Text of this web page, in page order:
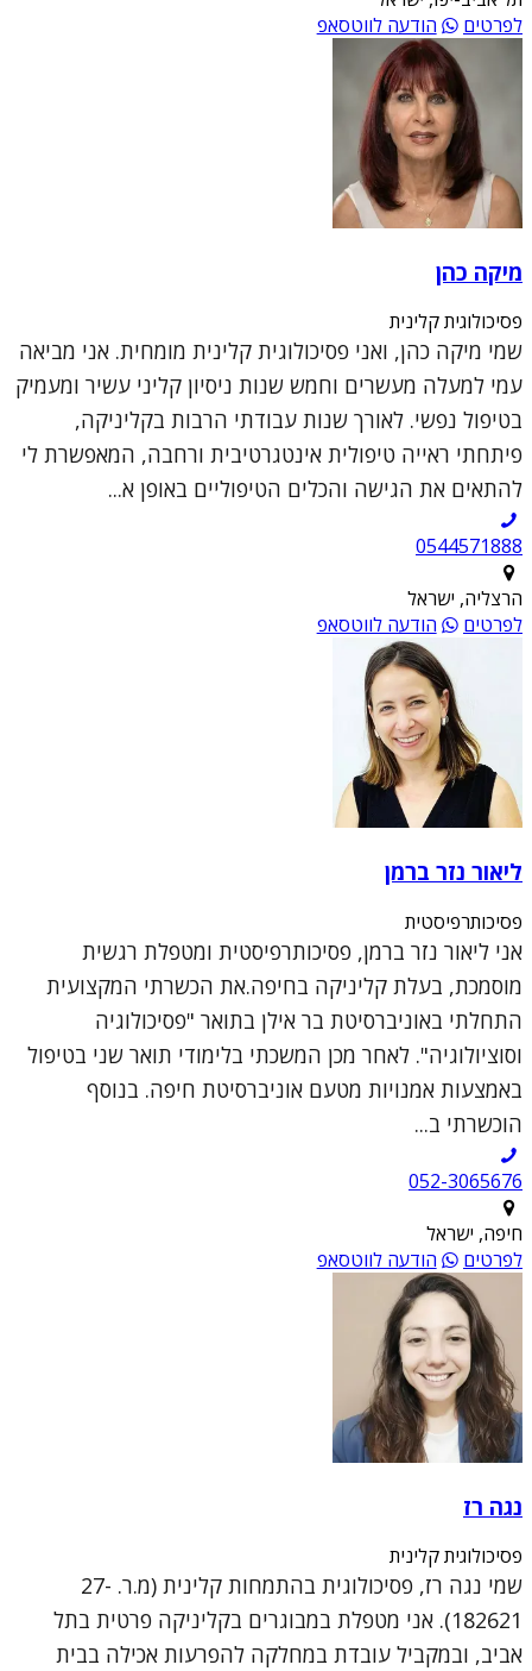
לפרטים
הודעה לווטסאפ
מיקה כהן
פסיכולוגית קלינית
שמי מיקה כהן, ואני פסיכולוגית קלינית מומחית. אני מביאה
עמי למעלה מעשרים וחמש שנות ניסיון קליני עשיר ומעמיק
בטיפול נפשי. לאורך שנות עבודתי הרבות בקליניקה,
פיתחתי ראייה טיפולית אינטגרטיבית ורחבה, המאפשרת לי
להתאים את הגישה והכלים הטיפוליים באופן א...
0544571888
הרצליה, ישראל
לפרטים
הודעה לווטסאפ
ליאור נזר ברמן
פסיכותרפיסטית
אני ליאור נזר ברמן, פסיכותרפיסטית ומטפלת רגשית
מוסמכת, בעלת קליניקה בחיפה.את הכשרתי המקצועית
התחלתי באוניברסיטת בר אילן בתואר "פסיכולוגיה
וסוציולוגיה". לאחר מכן המשכתי בלימודי תואר שני בטיפול
באמצעות אמנויות מטעם אוניברסיטת חיפה. בנוסף
הוכשרתי ב...
052-3065676
חיפה, ישראל
לפרטים
הודעה לווטסאפ
נגה רז
פסיכולוגית קלינית
שמי נגה רז, פסיכולוגית בהתמחות קלינית (מ.ר. 27-
182621). אני מטפלת במבוגרים בקליניקה פרטית בתל
אביב, ובמקביל עובדת במחלקה להפרעות אכילה בבית